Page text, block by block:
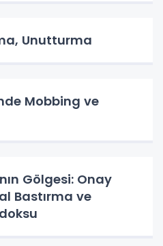
Unutturma
Mobbing ve
Gölgesi: Onay
Bastırma ve